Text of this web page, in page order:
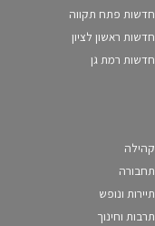
חדשות פתח תקווה
חדשות ראשון לציון
חדשות רמת גן
קהילה
תחבורה
תיירות ונופש
תרבות וחינוך